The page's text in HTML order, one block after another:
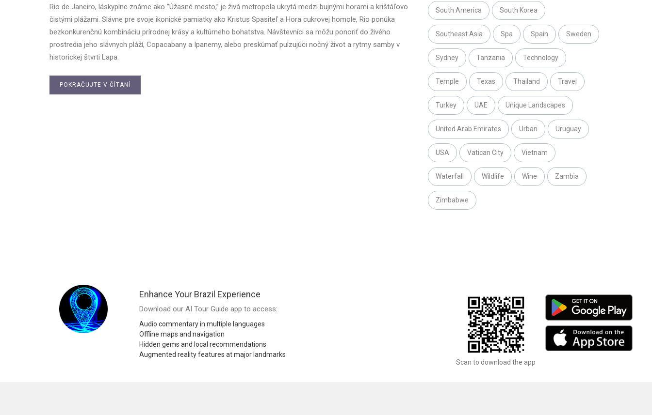
Rio de Janeiro, láskyplne známe ako “Úžasné mesto,” je živá metropola ukrytá medzi bujnými horami a krištáľovo
čistými plážami. Slávne pre svoje ikonické pamiatky ako Kristus Spasiteľ a Hora cukrovej homole, Rio ponúka
bezkonkurenčnú kombináciu prírodnej krásy a kultúrneho bohatstva. Návštevníci sa môžu ponoriť do živého
prostredia jeho slávnych pláží, Copacabany a Ipanemy, alebo preskúmať pulzujúci nočný život a rytmy samby v
historickej štvrti Lapa.
POKRAČUJTE V ČÍTANÍ
South America South Korea
Southeast Asia Spa Spain Sweden
Sydney Tanzania Technology
Temple Texas Thailand Travel
Turkey UAE Unique Landscapes
United Arab Emirates Urban Uruguay
USA Vatican City Vietnam
Waterfall Wildlife Wine Zambia
Zimbabwe
Enhance Your Brazil Experience
Download our AI Tour Guide app to access:
Audio commentary in multiple languages
Offline maps and navigation
Hidden gems and local recommendations
Augmented reality features at major landmarks
Scan to download the app